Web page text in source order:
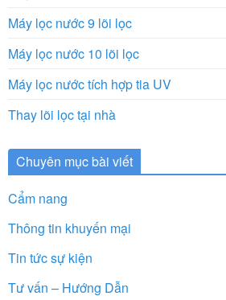
Máy lọc nước 9 lõi lọc
Máy lọc nước 10 lõi lọc
Máy lọc nước tích hợp tia UV
Thay lõi lọc tại nhà
Chuyên mục bài viết
Cẩm nang
Thông tin khuyến mại
Tin tức sự kiện
Tư vấn – Hướng Dẫn